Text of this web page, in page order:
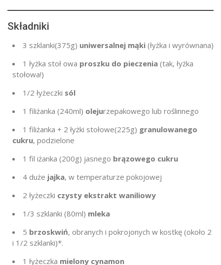
Składniki
3 szklanki(375g) uniwersalnej mąki (łyżka i wyrównana)
1 łyżka stoł owa proszku do pieczenia (tak, łyżka
stołowa!)
1/2 łyżeczki sól
1 filiżanka (240ml) olejurzepakowego lub roślinnego
1 filiżanka + 2 łyżki stołowe(225g) granulowanego
cukru, podzielone
1 fil iżanka (200g) jasnego brązowego cukru
4 duże jajka, w temperaturze pokojowej
2 łyżeczki czysty ekstrakt waniliowy
1/3 szklanki (80ml) mleka
5 brzoskwiń, obranych i pokrojonych w kostkę (około 2
i 1/2 szklanki)*.
1 łyżeczka mielony cynamon